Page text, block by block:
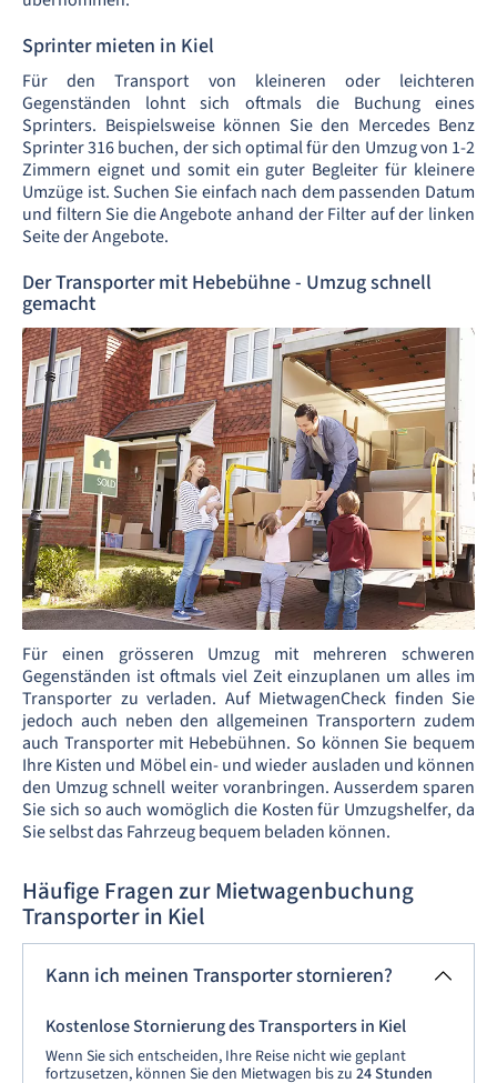
Sprinter mieten in Kiel
Für den Transport von kleineren oder leichteren
Gegenständen lohnt sich oftmals die Buchung eines
Sprinters. Beispielsweise können Sie den Mercedes Benz
Sprinter 316 buchen, der sich optimal für den Umzug von 1-2
Zimmern eignet und somit ein guter Begleiter für kleinere
Umzüge ist. Suchen Sie einfach nach dem passenden Datum
und filtern Sie die Angebote anhand der Filter auf der linken
Seite der Angebote.
Der Transporter mit Hebebühne - Umzug schnell
gemacht
Für einen grösseren Umzug mit mehreren schweren
Gegenständen ist oftmals viel Zeit einzuplanen um alles im
Transporter zu verladen. Auf MietwagenCheck finden Sie
jedoch auch neben den allgemeinen Transportern zudem
auch Transporter mit Hebebühnen. So können Sie bequem
Ihre Kisten und Möbel ein- und wieder ausladen und können
den Umzug schnell weiter voranbringen. Ausserdem sparen
Sie sich so auch womöglich die Kosten für Umzugshelfer, da
Sie selbst das Fahrzeug bequem beladen können.
Häufige Fragen zur Mietwagenbuchung
Transporter in Kiel
Kann ich meinen Transporter stornieren?
Kostenlose Stornierung des Transporters in Kiel
Wenn Sie sich entscheiden, Ihre Reise nicht wie geplant
fortzusetzen, können Sie den Mietwagen bis zu 24 Stunden